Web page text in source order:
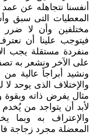
أنفسنا نتجاهله عن
المعطيات التى سبق
مختلفين وأن لا ضرر
فيتوجب علينا أن
منفردة مستقلة يجب
على الآخر ونشعر به
ونشيد أبراجاً عالية من
والإختلاف الذى يوحد لا
مثال يفرض ذاته وبقوة
لأبد أن يتواجد من
والإعتراف به وبما
المعضلة مجرد زجاجة